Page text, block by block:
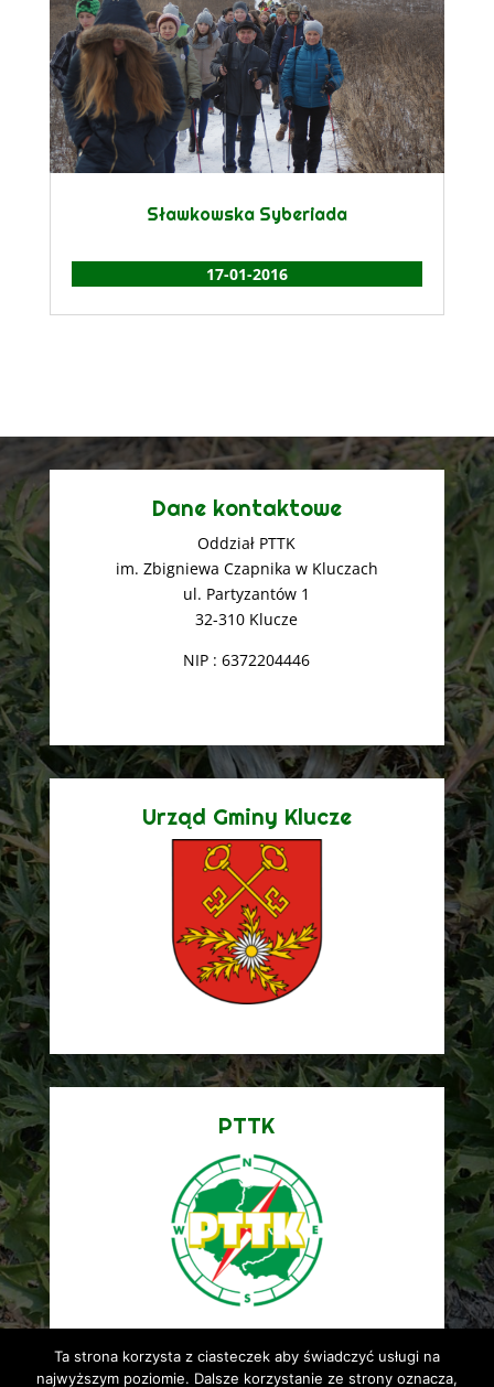
Sławkowska Syberiada
17-01-2016
Dane kontaktowe
Oddział PTTK
im. Zbigniewa Czapnika w Kluczach
ul. Partyzantów 1
32-310 Klucze
NIP : 6372204446
Urząd Gminy Klucze
PTTK
Ta strona korzysta z ciasteczek aby świadczyć usługi na
najwyższym poziomie. Dalsze korzystanie ze strony oznacza,